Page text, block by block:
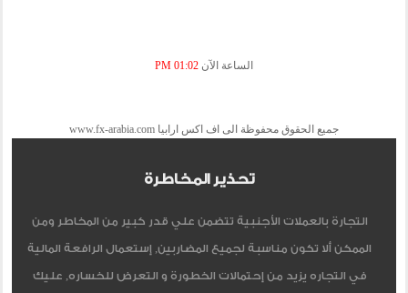
الساعة الآن 01:02 PM
جميع الحقوق محفوظة الى اف اكس ارابيا www.fx-arabia.com
تحذير المخاطرة
التجارة بالعملات الأجنبية تتضمن علي قدر كبير من المخاطر ومن
الممكن ألا تكون مناسبة لجميع المضاربين, إستعمال الرافعة المالية
في التجاره يزيد من إحتمالات الخطورة و التعرض للخساره, عليك